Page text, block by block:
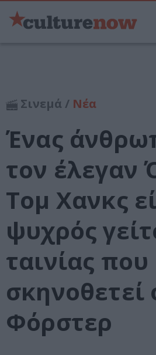
Σινεμά / Νέα
Ένας
τον έλεγαν
Τομ Χανκς
ψυχρός
ταινίας που
Φόρστερ